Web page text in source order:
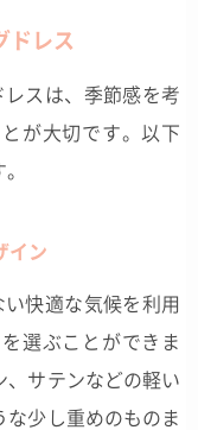
ドレス
スは、季節感を考
が大切です。以下
イン
快適な気候を利用
選ぶことができま
、サテンなどの軽い
少し重めのものま